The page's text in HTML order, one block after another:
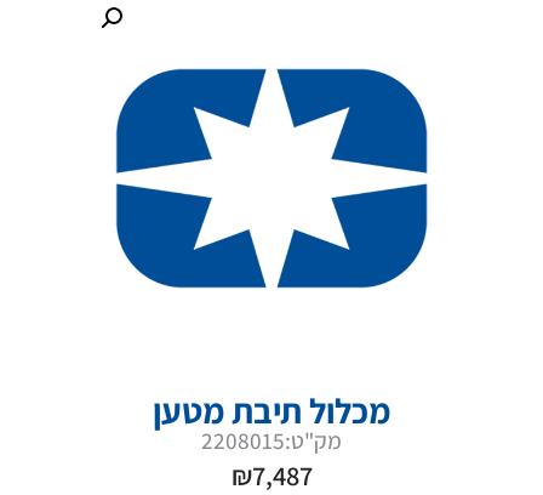
מכלול תיבת מטען
מק"ט:2208015
₪7,487